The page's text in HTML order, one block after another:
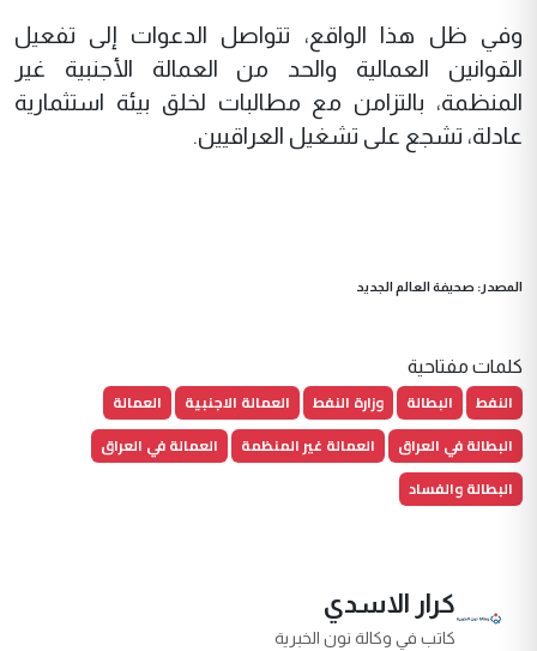
وفي ظل هذا الواقع، تتواصل الدعوات إلى تفعيل
القوانين العمالية والحد من العمالة الأجنبية غير
المنظمة، بالتزامن مع مطالبات لخلق بيئة استثمارية
عادلة، تشجع على تشغيل العراقيين.
المصدر: صحيفة العالم الجديد
كلمات مفتاحية
النفط البطالة وزارة النفط العمالة الاجنبية
العمالة
البطالة في العراق
العمالة غير المنظمة
العمالة في العراق
البطالة والفساد
كرار الاسدي
كاتب في وكالة نون الخبرية